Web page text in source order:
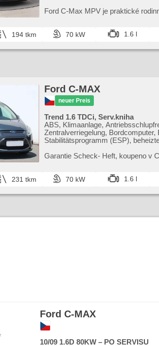
Handgetriebe
Ford C​-Max MPV je praktické
194 tkm 70 kW 1.6 l
Ford C-MAX
neuer Preis
Trend 1.6 TDCi, Serv.kniha
ABS, Klimaanlage,
Zentralverriegelung, Bordcomputer,
Stabilitätsprogramm (ESP),
Autoradio, Handgetriebe
Garantie Scheck​- Heft,​ koupeno v
231 tkm 70 kW 1.6 l
Ford C-MAX
10/09 1.6D 80KW – PO SERVISU